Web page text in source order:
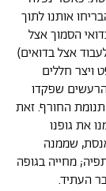
אותנו לתוך
הסמוך אצל
אצל בדואים)
ויצר חללים
שפקדו
החורף. זאת
את גופנו
שממנה
מחייה בגופה
העתיד.